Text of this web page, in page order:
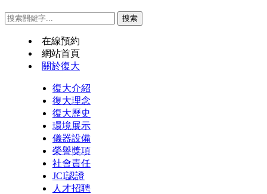
在線預約
網站首頁
關於復大
復大介紹
復大理念
復大歷史
環境展示
儀器設備
榮譽獎項
社會責任
JCI認證
人才招聘